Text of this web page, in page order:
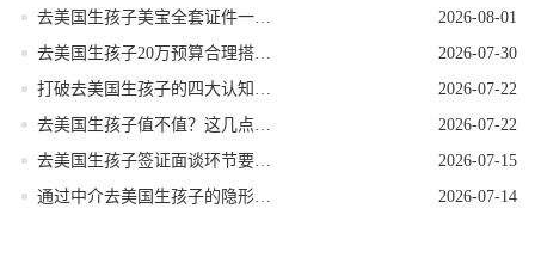
2026-08-01
2026-07-30
2026-07-22
2026-07-22
2026-07-15
2026-07-14